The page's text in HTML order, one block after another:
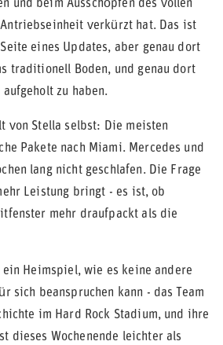
und beim Ausschöpfen des vollen
verkürzt hat. Das ist
eines Updates, aber genau dort
traditionell Boden, und genau dort
zu haben.
von Stella selbst: Die meisten
Pakete nach Miami. Mercedes und
lang nicht geschlafen. Die Frage
Leistung bringt - es ist, ob
mehr draufpackt als die
Heimspiel, wie es keine andere
sich beanspruchen kann - das Team
im Hard Rock Stadium, und ihre
dieses Wochenende leichter als